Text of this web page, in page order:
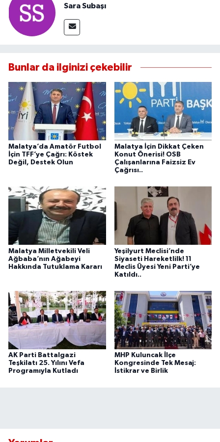
Sara Subaşı
Bunlar da ilginizi çekebilir
Malatya’da Amatör Futbol
İçin TFF’ye Çağrı: Köstek
Değil, Destek Olun
Malatya İçin Dikkat Çeken
Konut Önerisi! OSB
Çalışanlarına Faizsiz Ev
Çağrısı..
Malatya Milletvekili Veli
Ağbaba’nın Ağabeyi
Hakkında Tutuklama Kararı
Yeşilyurt Meclisi’nde
Siyaseti Hareketlilk! 11
Meclis Üyesi Yeni Parti’ye
Katıldı..
AK Parti Battalgazi
Teşkilatı 25. Yılını Vefa
Programıyla Kutladı
MHP Kuluncak İlçe
Kongresinde Tek Mesaj:
İstikrar ve Birlik